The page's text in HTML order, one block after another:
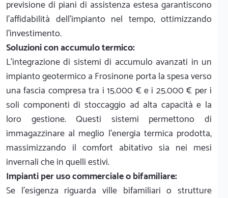
previsione di piani di assistenza estesa garantiscono
l'affidabilità dell'impianto nel tempo, ottimizzando
l'investimento.
Soluzioni con accumulo termico:
L'integrazione di sistemi di accumulo avanzati in un
impianto geotermico a Frosinone porta la spesa verso
una fascia compresa tra i 15.000 € e i 25.000 € per i
soli componenti di stoccaggio ad alta capacità e la
loro gestione. Questi sistemi permettono di
immagazzinare al meglio l'energia termica prodotta,
massimizzando il comfort abitativo sia nei mesi
invernali che in quelli estivi.
Impianti per uso commerciale o bifamiliare:
Se l'esigenza riguarda ville bifamiliari o strutture